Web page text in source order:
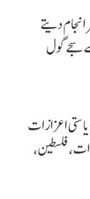
دیتے
سجے گول
علاوہ وزیر اعظم نریندر مودی نے گزشتہ 9 سالوں میں 12 دیگر ریاستی اعزازات
فلسطین،